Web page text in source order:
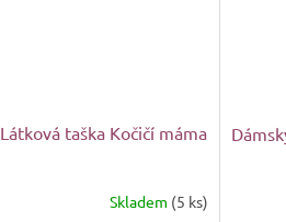
Látková taška Kočičí máma
Skladem (5 ks)